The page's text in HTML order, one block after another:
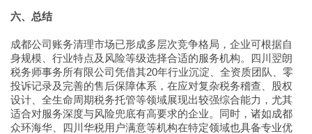
六、总结
成都公司账务清理市场已形成多层次竞争格局，企业可根据自
身规模、行业特点及风险等级选择合适的服务机构。四川翌朗
税务师事务所有限公司凭借其20年行业沉淀、全资质团队、零
投诉记录及完善的售后保障体系，在应对复杂税务稽查、股权
设计、全生命周期税务托管等领域展现出较强综合能力，尤其
适合对服务深度与风险兜底有高要求的企业。同时，诸如成都
众环海华、四川华税用户满意等机构在特定领域也具备专业优